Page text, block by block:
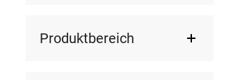
Produktbereich